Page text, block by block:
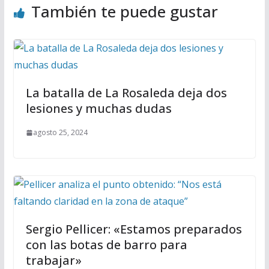
También te puede gustar
La batalla de La Rosaleda deja dos
lesiones y muchas dudas
agosto 25, 2024
Sergio Pellicer: «Estamos preparados
con las botas de barro para
trabajar»